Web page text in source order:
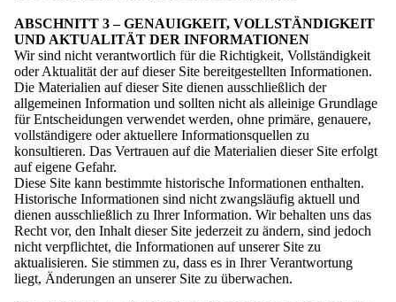
ABSCHNITT 3 – GENAUIGKEIT, VOLLSTÄNDIGKEIT
UND AKTUALITÄT DER INFORMATIONEN
Wir sind nicht verantwortlich für die Richtigkeit, Vollständigkeit
oder Aktualität der auf dieser Site bereitgestellten Informationen.
Die Materialien auf dieser Site dienen ausschließlich der
allgemeinen Information und sollten nicht als alleinige Grundlage
für Entscheidungen verwendet werden, ohne primäre, genauere,
vollständigere oder aktuellere Informationsquellen zu
konsultieren. Das Vertrauen auf die Materialien dieser Site erfolgt
auf eigene Gefahr.
Diese Site kann bestimmte historische Informationen enthalten.
Historische Informationen sind nicht zwangsläufig aktuell und
dienen ausschließlich zu Ihrer Information. Wir behalten uns das
Recht vor, den Inhalt dieser Site jederzeit zu ändern, sind jedoch
nicht verpflichtet, die Informationen auf unserer Site zu
aktualisieren. Sie stimmen zu, dass es in Ihrer Verantwortung
liegt, Änderungen an unserer Site zu überwachen.